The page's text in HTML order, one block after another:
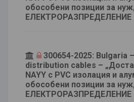
обособени позиции за
ЕЛЕКТРОРАЗПРЕДЕЛЕНИЕ
300654-2025: Bulgaria
distribution cables –
NAYY с PVC изолация и
обособени позиции за
ЕЛЕКТРОРАЗПРЕДЕЛЕНИЕ